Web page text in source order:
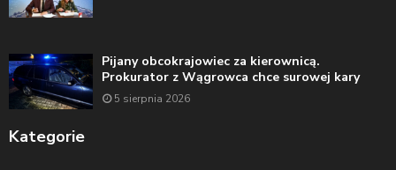
Pijany obcokrajowiec za kierownicą.
Prokurator z Wągrowca chce surowej kary
5 sierpnia 2026
Kategorie